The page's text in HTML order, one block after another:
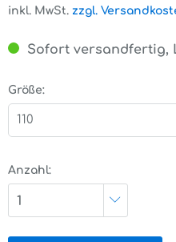
inkl. MwSt. zzgl.
Sofort versandfertig,
Größe:
110
Anzahl:
1